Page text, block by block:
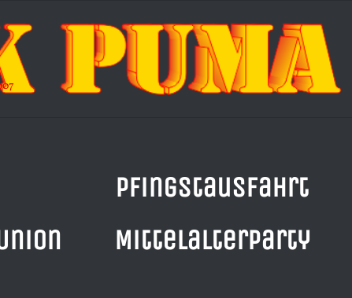
Pfingstausfahrt
Mittelalterparty